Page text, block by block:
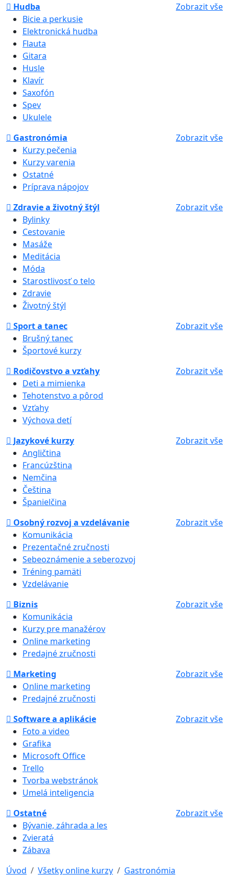
Hudba
Zobrazit vše
Bicie a perkusie
Elektronická hudba
Flauta
Gitara
Husle
Klavír
Saxofón
Spev
Ukulele
Gastronómia
Zobrazit vše
Kurzy pečenia
Kurzy varenia
Ostatné
Príprava nápojov
Zdravie a životný štýl
Zobrazit vše
Bylinky
Cestovanie
Masáže
Meditácia
Móda
Starostlivosť o telo
Zdravie
Životný štýl
Sport a tanec
Zobrazit vše
Brušný tanec
Športové kurzy
Rodičovstvo a vzťahy
Zobrazit vše
Deti a mimienka
Tehotenstvo a pôrod
Vzťahy
Výchova detí
Jazykové kurzy
Zobrazit vše
Angličtina
Francúzština
Nemčina
Čeština
Španielčina
Osobný rozvoj a vzdelávanie
Zobrazit vše
Komunikácia
Prezentačné zručnosti
Sebeoznámenie a seberozvoj
Tréning pamäti
Vzdelávanie
Biznis
Zobrazit vše
Komunikácia
Kurzy pre manažérov
Online marketing
Predajné zručnosti
Marketing
Zobrazit vše
Online marketing
Predajné zručnosti
Software a aplikácie
Zobrazit vše
Foto a video
Grafika
Microsoft Office
Trello
Tvorba webstránok
Umelá inteligencia
Ostatné
Zobrazit vše
Bývanie, záhrada a les
Zvieratá
Zábava
Úvod
Všetky online kurzy Gastronómia